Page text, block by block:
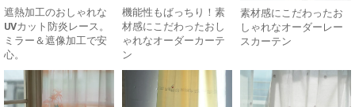
遮熱加工のおしゃれな
UVカット防炎レース。
ミラー＆遮像加工で安
心。
機能性もばっちり！素
材感にこだわったおし
ゃれなオーダーカーテ
ン
素材感にこだわったお
しゃれなオーダーレー
スカーテン